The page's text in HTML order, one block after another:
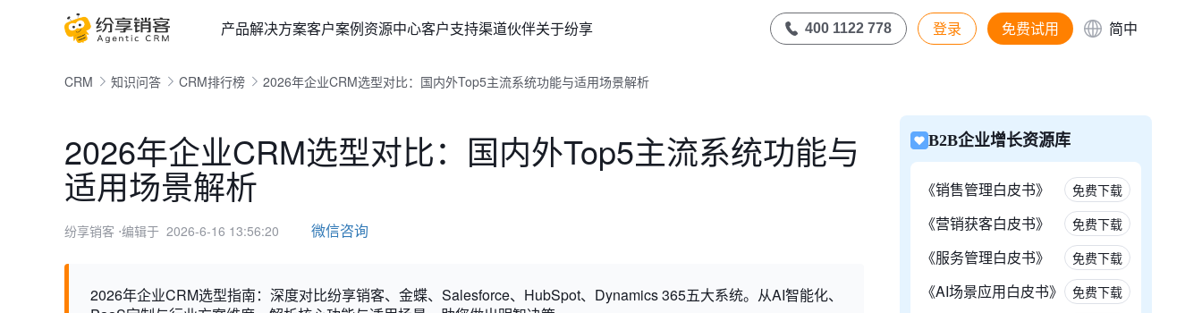
产品解决方案客户案例资源中心客户支持渠道伙伴关于纷享 400 1122 778 登录 免费试用 简中
CRM 知识问答 CRM排行榜 2026年企业CRM选型对比：国内外Top5主流系统功能与适用场景解析
2026年企业CRM选型对比：国内外Top5主流系统功能与
适用场景解析
纷享销客 ⋅编辑于 2026-6-16 13:56:20 微信咨询
2026年企业CRM选型指南：深度对比纷享销客、金蝶、Salesforce、HubSpot、Dynamics 365五大系统。从AI智能化、
B2B企业增长资源库
《销售管理白皮书》 免费下载
《营销获客白皮书》 免费下载
《服务管理白皮书》 免费下载
《AI场景应用白皮书》 免费下载